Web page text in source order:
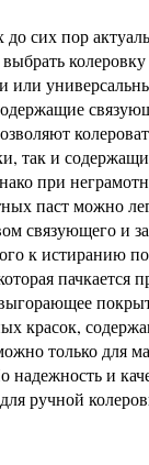
сих пор
колеровку
или
так и
при
паст можно
связующего и
к истиранию
пачкается
красок,
только для
и
ручной